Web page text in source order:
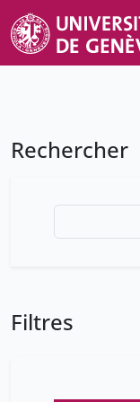
Rechercher
Filtres